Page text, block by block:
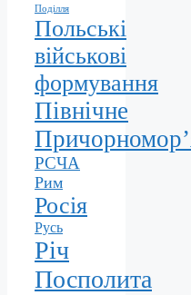
Поділля
Польські
військові
формування
Північне
РСЧА
Рим
Росія
Русь
Річ
Посполита